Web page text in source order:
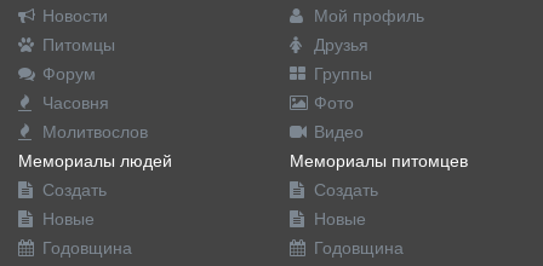
Новости
Питомцы
Форум
Часовня
Молитвослов
Мой профиль
Друзья
Группы
Фото
Видео
Мемориалы людей
Создать
Новые
Годовщина
Мемориалы питомцев
Создать
Новые
Годовщина